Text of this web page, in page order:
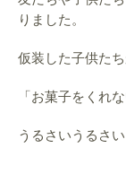
りました。
仮装した子供た
「お菓子をくれ
うるさいうるさい